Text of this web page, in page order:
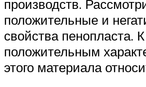
производств.
положительные и
свойства пенопласта. К
положительным
этого материала